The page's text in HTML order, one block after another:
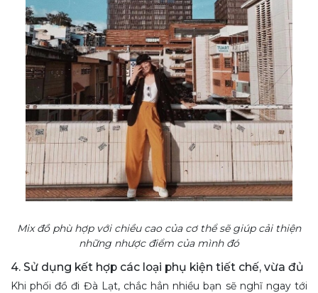
Mix đồ phù hợp với chiều cao của cơ thể sẽ giúp cải thiện
những nhược điểm của mình đó
4. Sử dụng kết hợp các loại phụ kiện tiết chế, vừa đủ
Khi phối đồ đi Đà Lạt, chắc hẳn nhiều bạn sẽ nghĩ ngay tới